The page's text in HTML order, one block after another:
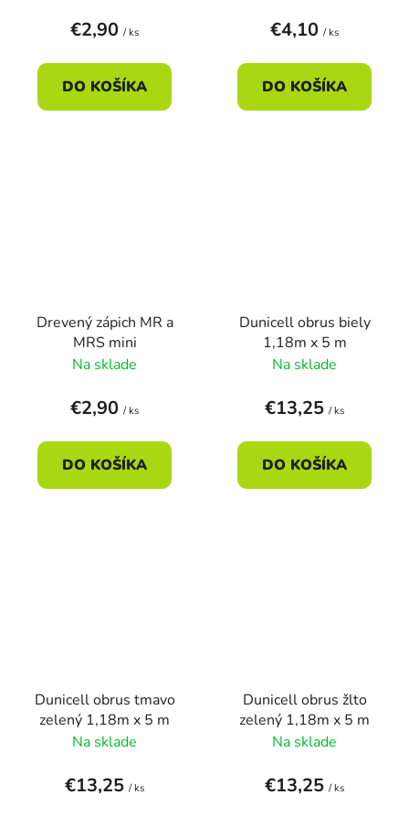
€2,90 / ks
DO KOŠÍKA
€4,10 / ks
DO KOŠÍKA
Drevený zápich MR a
MRS mini
Na sklade
€2,90 / ks
DO KOŠÍKA
Dunicell obrus biely
1,18m x 5 m
Na sklade
€13,25 / ks
DO KOŠÍKA
Dunicell obrus tmavo
zelený 1,18m x 5 m
Na sklade
€13,25 / ks
Dunicell obrus žlto
zelený 1,18m x 5 m
Na sklade
€13,25 / ks